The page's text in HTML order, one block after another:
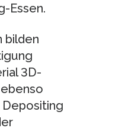
Essen.
bilden
3D-